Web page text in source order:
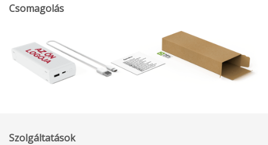
Csomagolás
Szolgáltatások